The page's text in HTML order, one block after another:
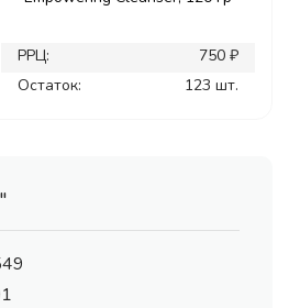
РРЦ:
750 ₽
Остаток:
123 шт.